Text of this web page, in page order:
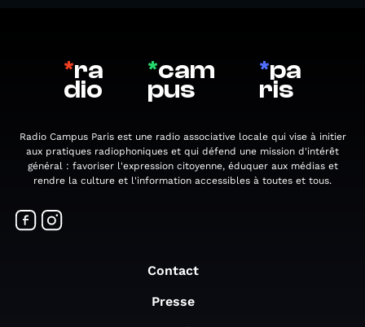
*ra
dio
*cam
pus
*pa
ris
Radio Campus Paris est une radio associative locale qui vise à initier
aux pratiques radiophoniques et qui défend une mission d'intérêt
général : favoriser l'expression citoyenne, éduquer aux médias et
rendre la culture et l'information accessibles à toutes et tous.
Contact
Presse